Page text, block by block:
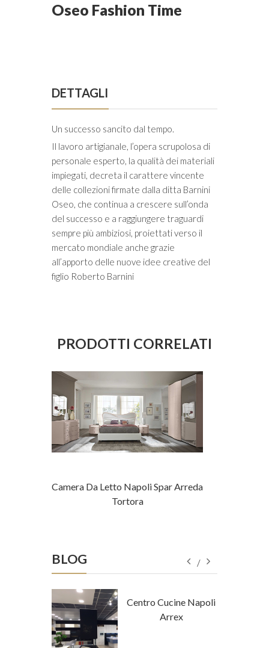
Oseo Fashion Time
DETTAGLI
Un successo sancito dal tempo.
Il lavoro artigianale, l’opera scrupolosa di
personale esperto, la qualità dei materiali
impiegati, decreta il carattere vincente
delle collezioni firmate dalla ditta Barnini
Oseo, che continua a crescere sull’onda
del successo e a raggiungere traguardi
sempre più ambiziosi, proiettati verso il
mercato mondiale anche grazie
all’apporto delle nuove idee creative del
figlio Roberto Barnini
PRODOTTI CORRELATI
Camera Da Letto Napoli Spar Arreda
Tortora
BLOG
Centro Cucine Napoli
Arrex